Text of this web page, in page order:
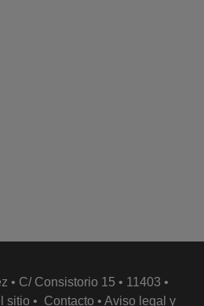
• C/ Consistorio 15 • 11403 •
sitio • Contacto • Aviso legal y